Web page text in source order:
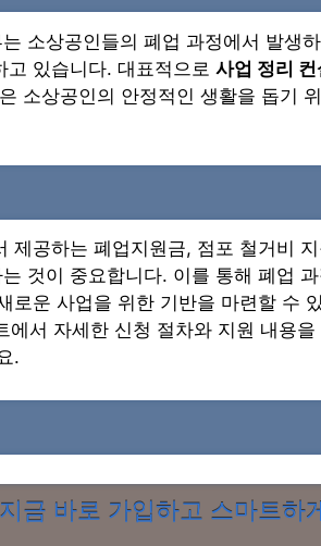
소상공인들의 폐업 과정에서 발생
있습니다. 대표적으로 사업 정리 컨
소상공인의 안정적인 생활을 돕기
제공하는 폐업지원금, 점포 철거비
것이 중요합니다. 이를 통해 폐업
로운 사업을 위한 기반을 마련할 수
에서 자세한 신청 절차와 지원 내용
.
금 바로 가입하고 스마트하